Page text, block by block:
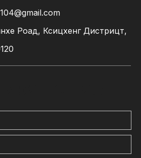
Роад, Ксицхенг Дистрицт,